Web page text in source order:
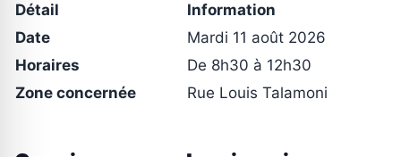
Détail
Information
Date
Mardi 11 août 2026
Horaires
De 8h30 à 12h30
Zone concernée
Rue Louis Talamoni